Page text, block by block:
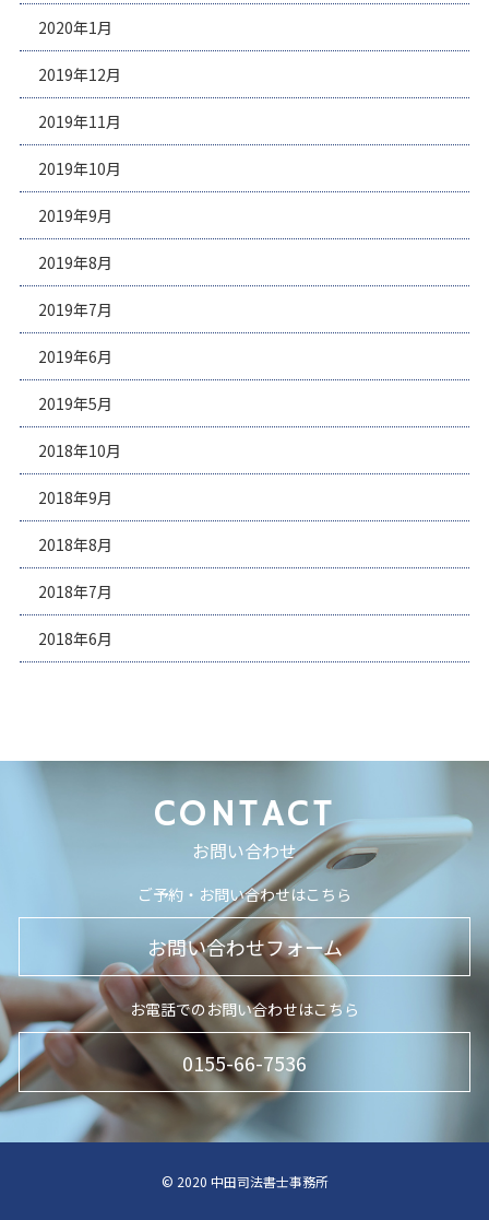
2020年1月
2019年12月
2019年11月
2019年10月
2019年9月
2019年8月
2019年7月
2019年6月
2019年5月
2018年10月
2018年9月
2018年8月
2018年7月
2018年6月
CONTACT
お問い合わせ
ご予約・お問い合わせはこちら
お問い合わせフォーム
お電話でのお問い合わせはこちら
0155-66-7536
© 2020 中田司法書士事務所